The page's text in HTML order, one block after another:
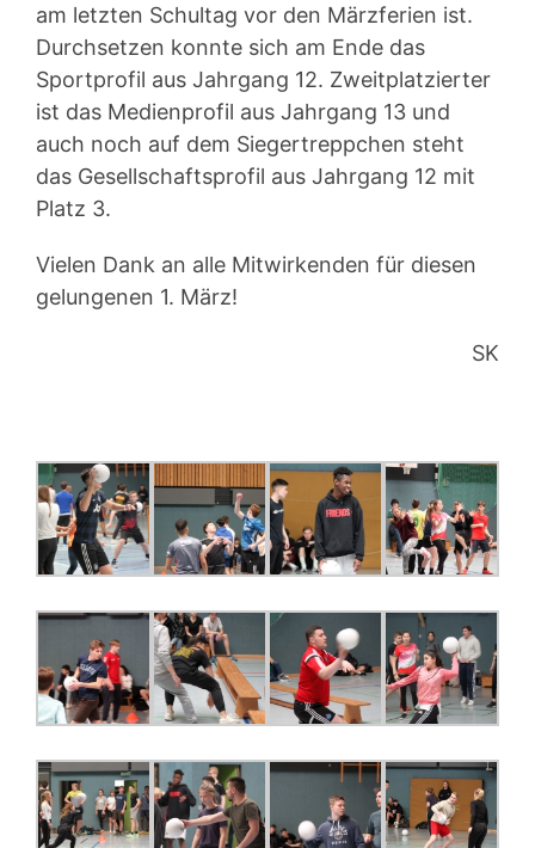
am letzten Schultag vor den Märzferien ist.
Durchsetzen konnte sich am Ende das
Sportprofil aus Jahrgang 12. Zweitplatzierter
ist das Medienprofil aus Jahrgang 13 und
auch noch auf dem Siegertreppchen steht
das Gesellschaftsprofil aus Jahrgang 12 mit
Platz 3.
Vielen Dank an alle Mitwirkenden für diesen
gelungenen 1. März!
SK